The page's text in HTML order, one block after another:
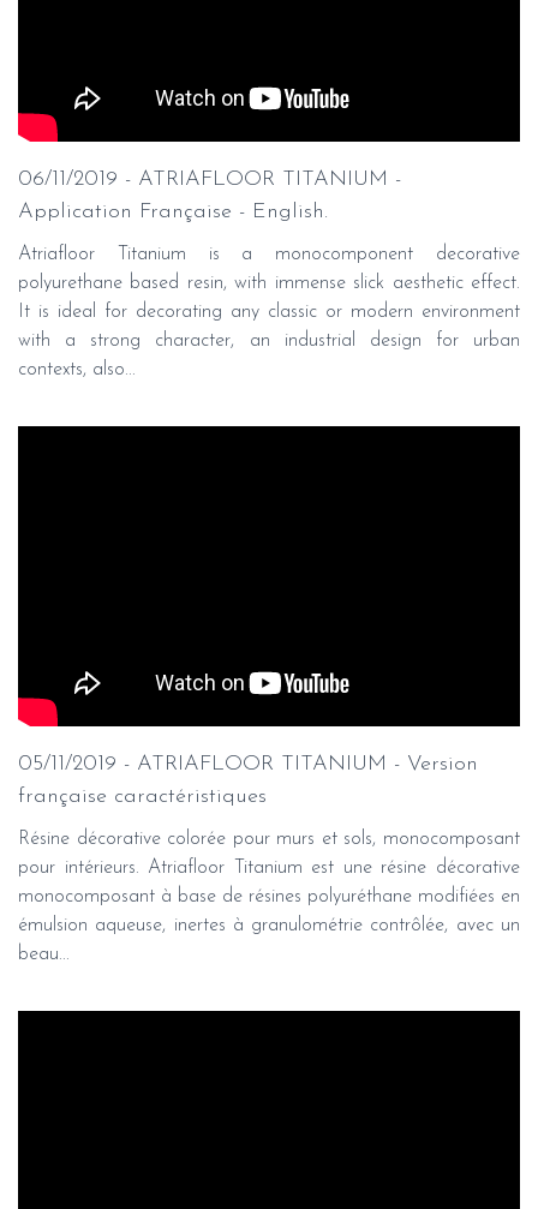
06/11/2019 - ATRIAFLOOR TITANIUM -
Application Française - English.
Atriafloor Titanium is a monocomponent decorative
polyurethane based resin, with immense slick aesthetic effect.
It is ideal for decorating any classic or modern environment
with a strong character, an industrial design for urban
contexts, also...
05/11/2019 - ATRIAFLOOR TITANIUM - Version
française caractéristiques
Résine décorative colorée pour murs et sols, monocomposant
pour intérieurs. Atriafloor Titanium est une résine décorative
monocomposant à base de résines polyuréthane modifiées en
émulsion aqueuse, inertes à granulométrie contrôlée, avec un
beau...